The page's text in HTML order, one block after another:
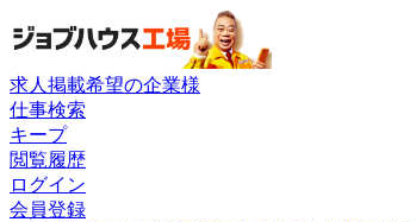
求人掲載希望の企業様
仕事検索
キープ
閲覧履歴
ログイン
会員登録